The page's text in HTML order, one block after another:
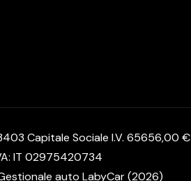
Capitale Sociale I.V. 65656,00 €
IT 02975420734
auto LabyCar (2026)